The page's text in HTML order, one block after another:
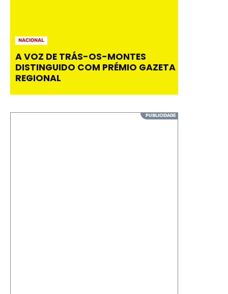
NACIONAL
A VOZ DE TRÁS-OS-MONTES
DISTINGUIDO COM PRÉMIO GAZETA
REGIONAL